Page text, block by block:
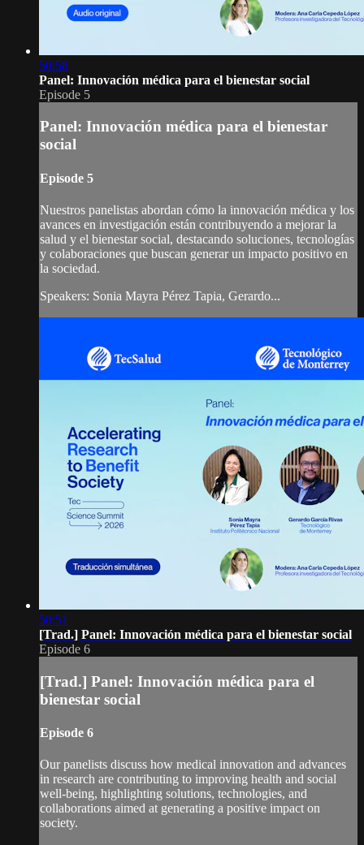
50:58
Panel: Innovación médica para el bienestar social
Episode 5
Panel: Innovación médica para el bienestar
social
Episode 5
Nuestros panelistas abordan cómo la innovación médica y los
avances en investigación están contribuyendo a mejorar la
salud y el bienestar social, destacando soluciones, tecnologías
y colaboraciones que buscan generar un impacto positivo en
la sociedad.
Speakers: Sonia Mayra Pérez Tapia, Gerardo...
50:51
[Trad.] Panel: Innovación médica para el bienestar social
Episode 6
[Trad.] Panel: Innovación médica para el
bienestar social
Episode 6
Our panelists discuss how medical innovation and advances
in research are contributing to improving health and social
well-being, highlighting solutions, technologies, and
collaborations aimed at generating a positive impact on
society.